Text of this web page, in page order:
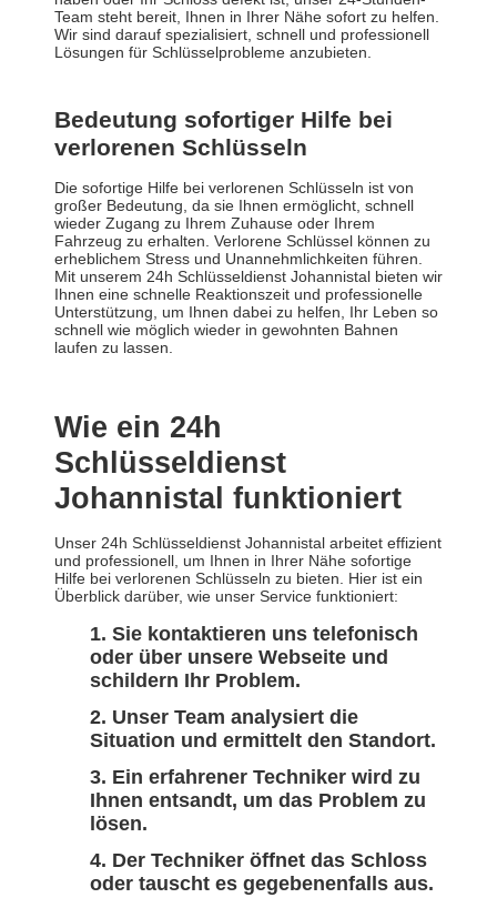
Team steht bereit, Ihnen in Ihrer Nähe sofort zu helfen.
Wir sind darauf spezialisiert, schnell und professionell
Lösungen für Schlüsselprobleme anzubieten.
Bedeutung sofortiger Hilfe bei
verlorenen Schlüsseln
Die sofortige Hilfe bei verlorenen Schlüsseln ist von
großer Bedeutung, da sie Ihnen ermöglicht, schnell
wieder Zugang zu Ihrem Zuhause oder Ihrem
Fahrzeug zu erhalten. Verlorene Schlüssel können zu
erheblichem Stress und Unannehmlichkeiten führen.
Mit unserem 24h Schlüsseldienst Johannistal bieten wir
Ihnen eine schnelle Reaktionszeit und professionelle
Unterstützung, um Ihnen dabei zu helfen, Ihr Leben so
schnell wie möglich wieder in gewohnten Bahnen
laufen zu lassen.
Wie ein 24h
Schlüsseldienst
Johannistal funktioniert
Unser 24h Schlüsseldienst Johannistal arbeitet effizient
und professionell, um Ihnen in Ihrer Nähe sofortige
Hilfe bei verlorenen Schlüsseln zu bieten. Hier ist ein
Überblick darüber, wie unser Service funktioniert:
Sie kontaktieren uns telefonisch
oder über unsere Webseite und
schildern Ihr Problem.
Unser Team analysiert die
Situation und ermittelt den Standort.
Ein erfahrener Techniker wird zu
Ihnen entsandt, um das Problem zu
lösen.
Der Techniker öffnet das Schloss
oder tauscht es gegebenenfalls aus.